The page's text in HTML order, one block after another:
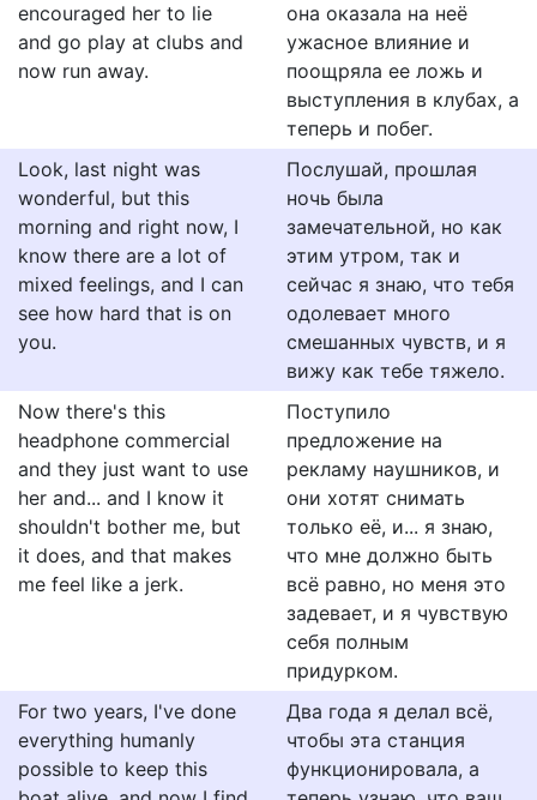
encouraged her to lie
and go play at clubs and
now run away.
она оказала на неё
ужасное влияние и
поощряла ее ложь и
выступления в клубах, а
теперь и побег.
Look, last night was
wonderful, but this
morning and right now, I
know there are a lot of
mixed feelings, and I can
see how hard that is on
you.
Послушай, прошлая
ночь была
замечательной, но как
этим утром, так и
сейчас я знаю, что тебя
одолевает много
смешанных чувств, и я
вижу как тебе тяжело.
Now there's this
headphone commercial
and they just want to use
her and... and I know it
shouldn't bother me, but
it does, and that makes
me feel like a jerk.
Поступило
предложение на
рекламу наушников, и
они хотят снимать
только её, и... я знаю,
что мне должно быть
всё равно, но меня это
задевает, и я чувствую
себя полным
придурком.
For two years, I've done
everything humanly
possible to keep this
Два года я делал всё,
чтобы эта станция
функционировала, а